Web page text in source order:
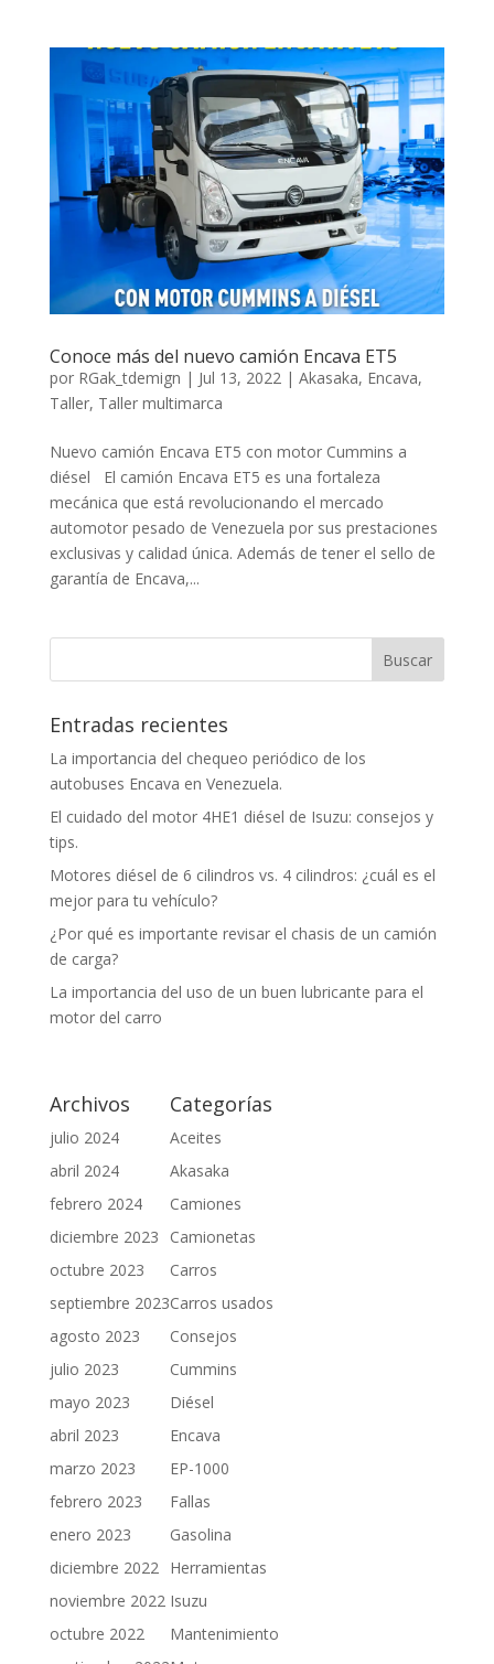
Conoce más del nuevo camión Encava ET5
por RGak_tdemign | Jul 13, 2022 | Akasaka, Encava,
Taller, Taller multimarca
Nuevo camión Encava ET5 con motor Cummins a
diésel El camión Encava ET5 es una fortaleza
mecánica que está revolucionando el mercado
automotor pesado de Venezuela por sus prestaciones
exclusivas y calidad única. Además de tener el sello de
garantía de Encava,...
Entradas recientes
La importancia del chequeo periódico de los
autobuses Encava en Venezuela.
El cuidado del motor 4HE1 diésel de Isuzu: consejos y
tips.
Motores diésel de 6 cilindros vs. 4 cilindros: ¿cuál es el
mejor para tu vehículo?
¿Por qué es importante revisar el chasis de un camión
de carga?
La importancia del uso de un buen lubricante para el
motor del carro
Archivos
julio 2024
abril 2024
febrero 2024
diciembre 2023
octubre 2023
septiembre 2023
agosto 2023
julio 2023
mayo 2023
abril 2023
marzo 2023
febrero 2023
enero 2023
diciembre 2022
noviembre 2022
octubre 2022
Categorías
Aceites
Akasaka
Camiones
Camionetas
Carros
Carros usados
Consejos
Cummins
Diésel
Encava
EP-1000
Fallas
Gasolina
Herramientas
Isuzu
Mantenimiento